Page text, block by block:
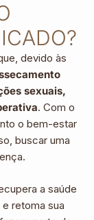
devido às
sexuais,
. Com o
o bem-estar
buscar uma
a saúde
retoma sua